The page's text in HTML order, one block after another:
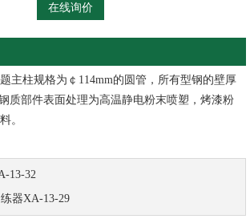
在线询价
主柱规格为￠ 114mm的圆管，所有型钢的壁厚
质部件表面处理为高温静电粉末喷塑，烤漆粉
。
13-32
器XA-13-29